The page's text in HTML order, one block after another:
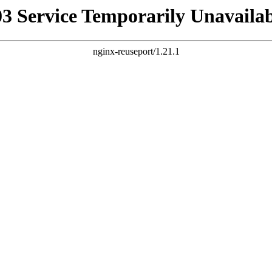
Service Temporarily
nginx-reuseport/1.21.1